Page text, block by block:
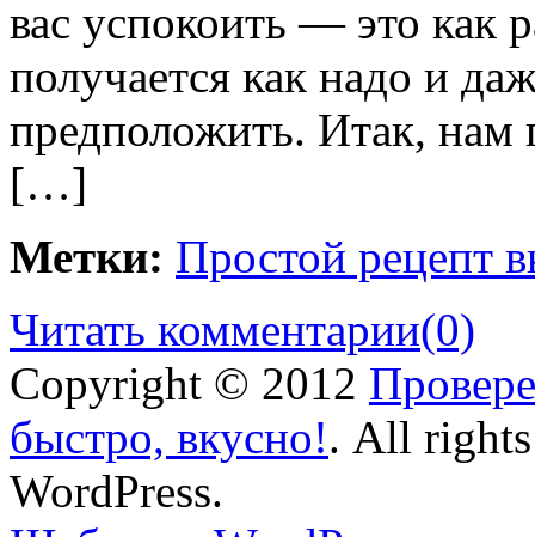
вас успокоить — это как
получается как надо и
предположить. Итак, нам
[…]
Метки: Простой рецепт
Читать комментарии(0)
Copyright © 2012
быстро, вкусно!. All rights
WordPress.